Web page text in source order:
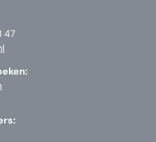
47